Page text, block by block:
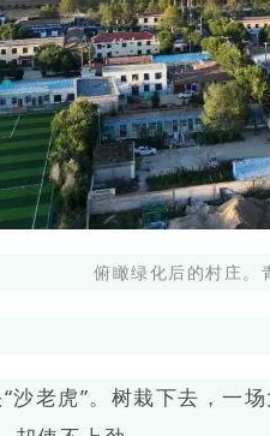
俯瞰绿化后的村庄。
沙老虎”。树栽下去，一